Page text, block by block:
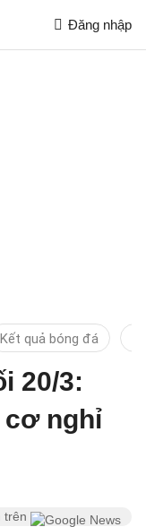
Đăng nhập
Kết quả bóng đá
20/3:
cơ nghỉ
trên